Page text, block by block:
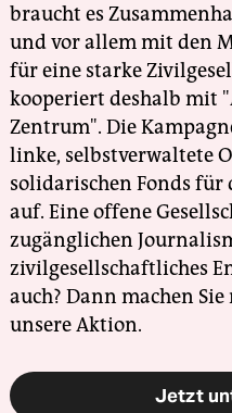
braucht es
und vor allem mit den
für eine starke
kooperiert deshalb mit
Zentrum". Die
linke, selbstverwaltete
solidarischen Fonds für
auf. Eine offene
zugänglichen
zivilgesellschaftliches
auch? Dann machen
unsere Aktion.
Jetzt